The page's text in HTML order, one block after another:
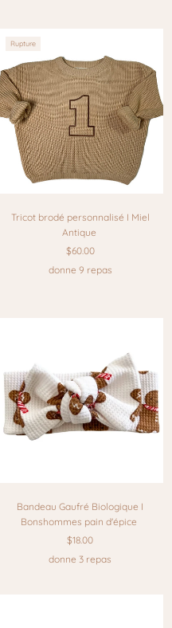
Rupture
Tricot brodé personnalisé I Miel
Antique
$60.00
donne 9 repas
Bandeau Gaufré Biologique I
Bonshommes pain d'épice
$18.00
donne 3 repas